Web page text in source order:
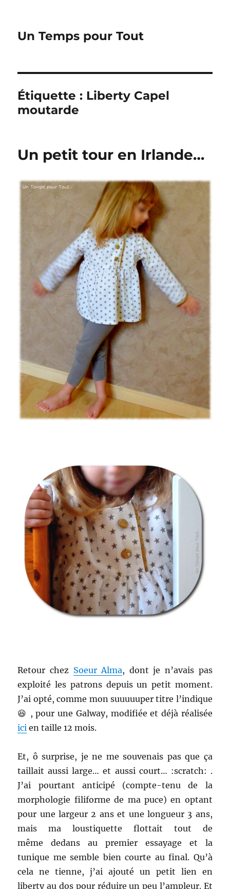
Un Temps pour Tout
Étiquette : Liberty Capel
moutarde
Un petit tour en Irlande…
Retour chez Soeur Alma, dont je n’avais pas
exploité les patrons depuis un petit moment.
J’ai opté, comme mon suuuuuper titre l’indique
😆 , pour une Galway, modifiée et déjà réalisée
ici en taille 12 mois.
Et, ô surprise, je ne me souvenais pas que ça
taillait aussi large… et aussi court… :scratch: .
J’ai pourtant anticipé (compte-tenu de la
morphologie filiforme de ma puce) en optant
pour une largeur 2 ans et une longueur 3 ans,
mais ma loustiquette flottait tout de
même dedans au premier essayage et la
tunique me semble bien courte au final. Qu’à
cela ne tienne, j’ai ajouté un petit lien en
liberty au dos pour réduire un peu l’ampleur. Et